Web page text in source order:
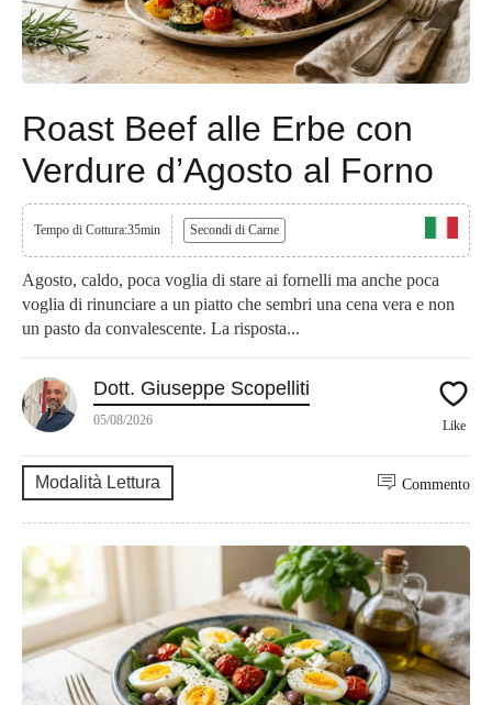
Roast Beef alle Erbe con
Verdure d’Agosto al Forno
Tempo di Cottura:35min Secondi di Carne
Agosto, caldo, poca voglia di stare ai fornelli ma anche poca
voglia di rinunciare a un piatto che sembri una cena vera e non
un pasto da convalescente. La risposta...
Dott. Giuseppe Scopelliti
05/08/2026 Like
Modalità Lettura Commento